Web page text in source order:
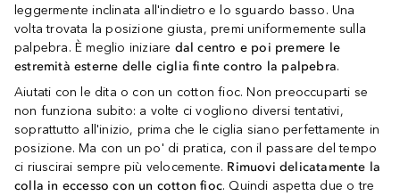
leggermente inclinata all'indietro e lo sguardo basso. Una
volta trovata la posizione giusta, premi uniformemente sulla
palpebra. È meglio iniziare dal centro e poi premere le
estremità esterne delle ciglia finte contro la palpebra.
Aiutati con le dita o con un cotton fioc. Non preoccuparti se
non funziona subito: a volte ci vogliono diversi tentativi,
soprattutto all'inizio, prima che le ciglia siano perfettamente in
posizione. Ma con un po' di pratica, con il passare del tempo
ci riuscirai sempre più velocemente. Rimuovi delicatamente la
colla in eccesso con un cotton fioc. Quindi aspetta due o tre